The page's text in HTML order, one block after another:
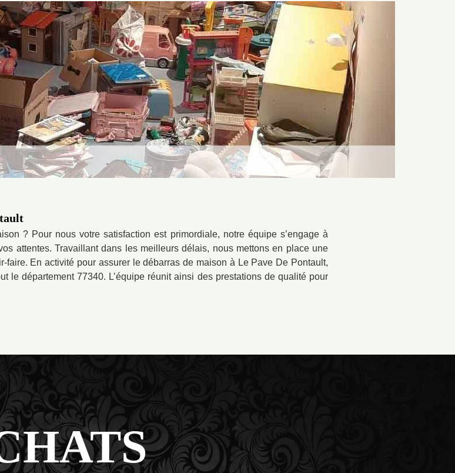
? Pour nous votre satisfaction est primordiale, notre équipe s’engage à
attentes. Travaillant dans les meilleurs délais, nous mettons en place une
faire. En activité pour assurer le débarras de maison à Le Pave De Pontault,
le département 77340. L’équipe réunit ainsi des prestations de qualité pour